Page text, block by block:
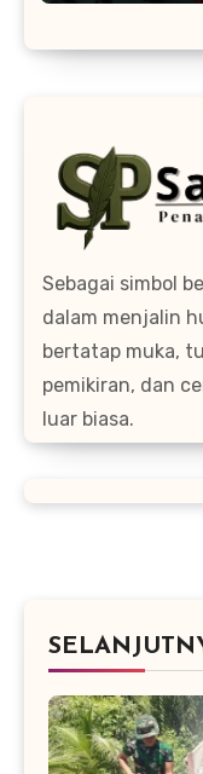
Sebagai simbol
dalam menjalin
bertatap muka,
pemikiran, dan
luar biasa.